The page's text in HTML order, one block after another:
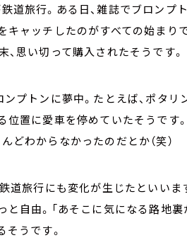
旅行。ある日、雑誌でブロンプ
ャッチしたのがすべての始まり
思い切って購入されたそうです。
プトンに夢中。たとえば、ポタリ
位置に愛車を停めていたそうです
わからなかったのだとか（笑）
道旅行にも変化が生じたといいま
自由。「あそこに気になる路地裏
うです。